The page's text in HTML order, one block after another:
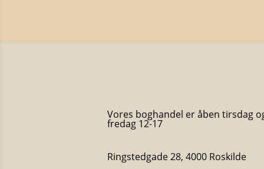
Vores boghandel er åben tirsdag
fredag 12-17
Ringstedgade 28, 4000 Roskilde